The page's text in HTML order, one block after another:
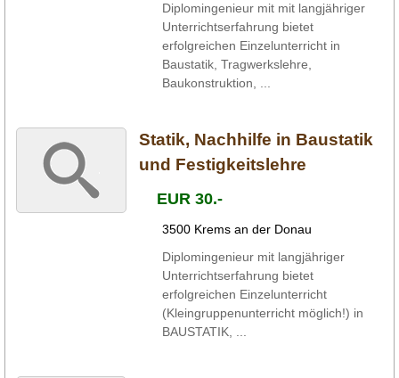
Diplomingenieur mit mit langjähriger
Unterrichtserfahrung bietet
erfolgreichen Einzelunterricht in
Baustatik, Tragwerkslehre,
Baukonstruktion, ...
Statik, Nachhilfe in Baustatik
und Festigkeitslehre
EUR 30.-
3500 Krems an der Donau
Diplomingenieur mit langjähriger
Unterrichtserfahrung bietet
erfolgreichen Einzelunterricht
(Kleingruppenunterricht möglich!) in
BAUSTATIK, ...